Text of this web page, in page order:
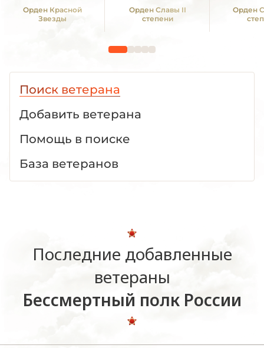
Орден Красной
Звезды
Орден Славы II
степени
Орден
Поиск ветерана
Добавить ветерана
Помощь в поиске
База ветеранов
Последние добавленные
ветераны
Бессмертный полк России